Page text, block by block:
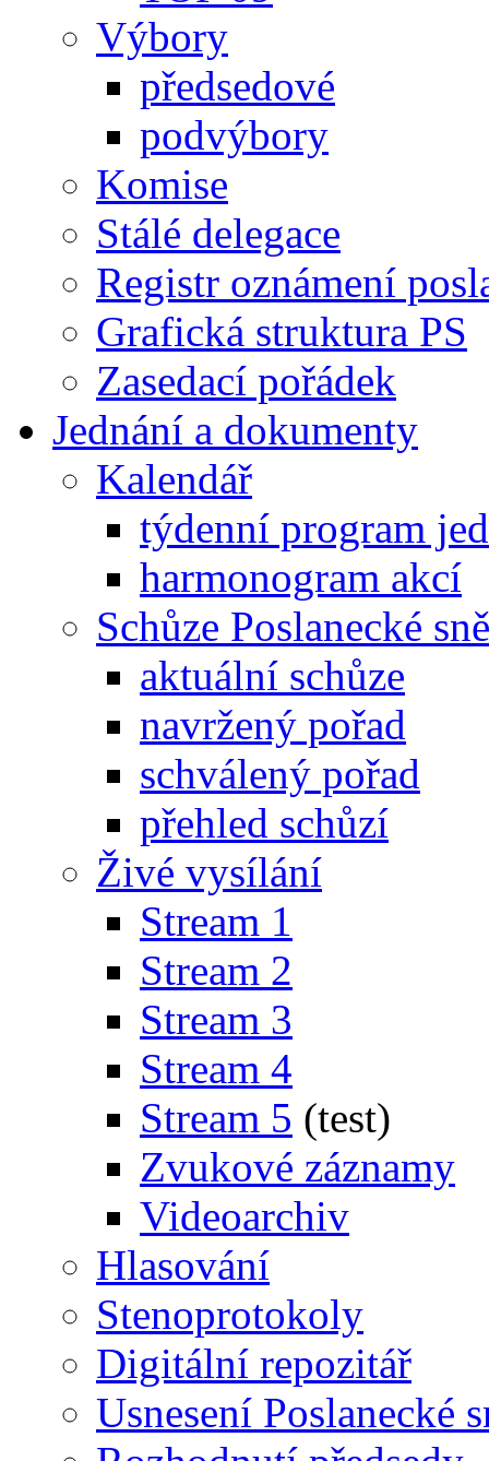
Výbory
předsedové
podvýbory
Komise
Stálé delegace
Registr oznámení
Grafická struktura PS
Zasedací pořádek
Jednání a dokumenty
Kalendář
týdenní program
harmonogram akcí
Schůze Poslanecké
aktuální schůze
navržený pořad
schválený pořad
přehled schůzí
Živé vysílání
Stream 1
Stream 2
Stream 3
Stream 4
Stream 5 (test)
Zvukové záznamy
Videoarchiv
Hlasování
Stenoprotokoly
Digitální repozitář
Usnesení Poslanecké